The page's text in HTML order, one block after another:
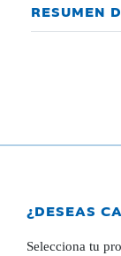
RESUMEN
¿DESEAS
Selecciona tu